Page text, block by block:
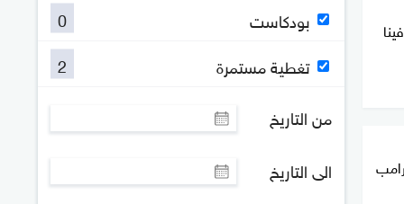
بودكاست
0
تغطية مستمرة
2
من التاريخ
الى التاريخ